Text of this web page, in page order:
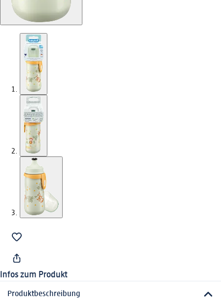
Infos zum Produkt
Produktbeschreibung